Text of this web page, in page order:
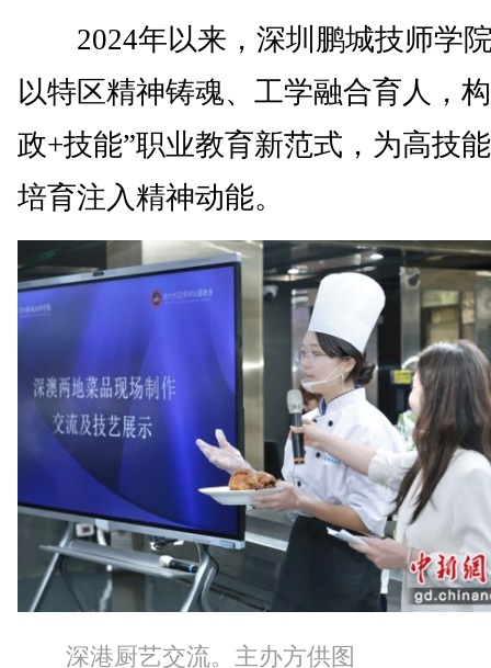
2024年以来，深圳鹏城技师学
以特区精神铸魂、工学融合育人，
政+技能”职业教育新范式，为高技
培育注入精神动能。
深港厨艺交流。主办方供图